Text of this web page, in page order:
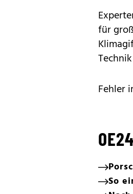
für
Fehler
So